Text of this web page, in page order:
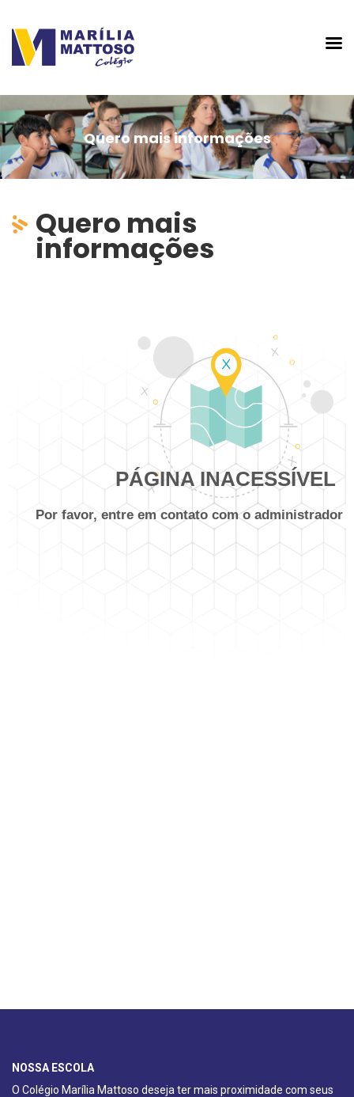
Quero mais informações
Quero mais
informações
NOSSA ESCOLA
O Colégio Marília Mattoso deseja ter mais proximidade com seus